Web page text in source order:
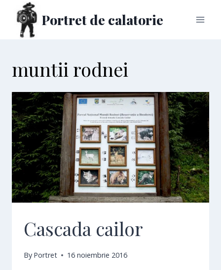
content
Portret de calatorie
muntii rodnei
Cascada cailor
By Portret 16 noiembrie 2016